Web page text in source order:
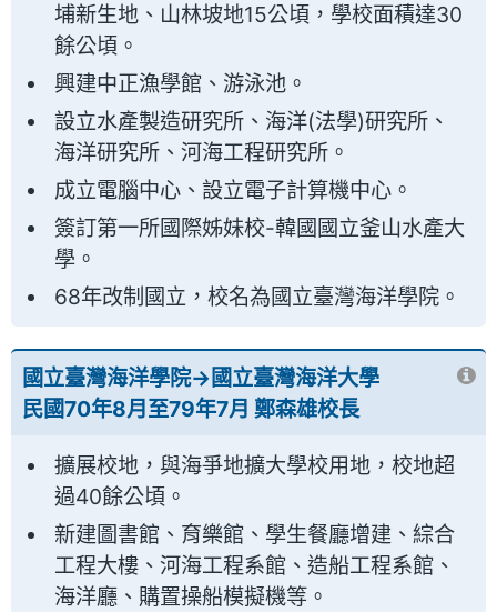
埔新生地、山林坡地15公頃，學校面積達30
餘公頃。
興建中正漁學館、游泳池。
設立水產製造研究所、海洋(法學)研究所、
海洋研究所、河海工程研究所。
成立電腦中心、設立電子計算機中心。
簽訂第一所國際姊妹校-韓國國立釜山水產大
學。
68年改制國立，校名為國立臺灣海洋學院。
國立臺灣海洋學院→國立臺灣海洋大學
民國70年8月至79年7月 鄭森雄校長
擴展校地，與海爭地擴大學校用地，校地超
過40餘公頃。
新建圖書館、育樂館、學生餐廳增建、綜合
工程大樓、河海工程系館、造船工程系館、
海洋廳、購置操船模擬機等。